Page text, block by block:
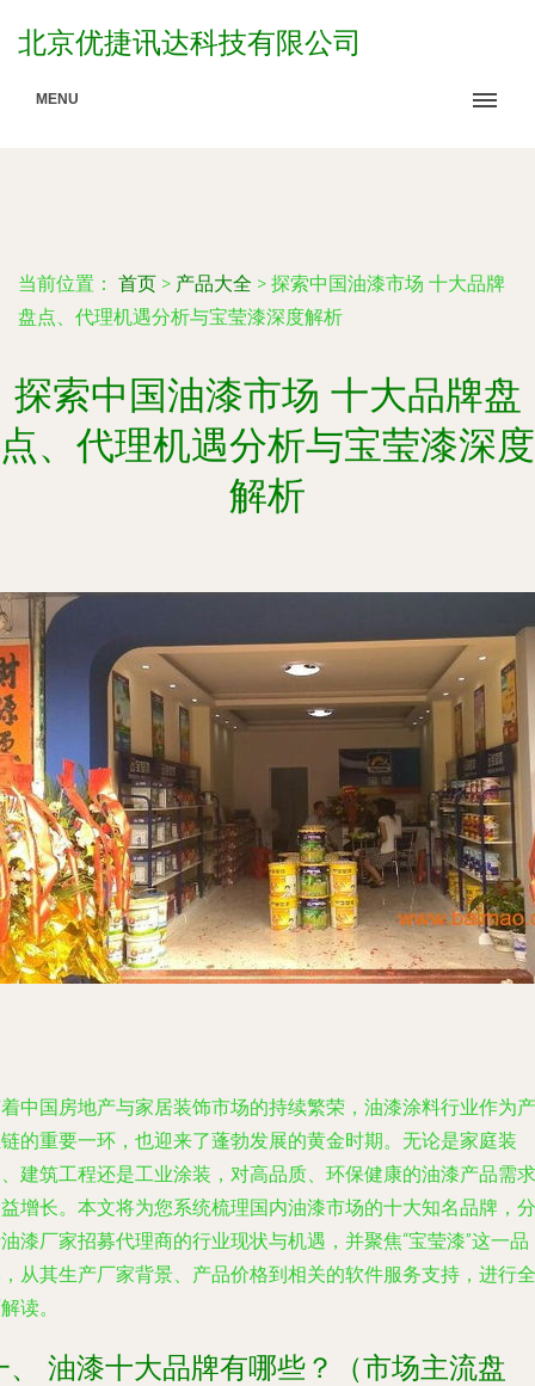
北京优捷讯达科技有限公司
MENU
当前位置： 首页 > 产品大全 > 探索中国油漆市场 十大品牌
盘点、代理机遇分析与宝莹漆深度解析
探索中国油漆市场 十大品牌盘
点、代理机遇分析与宝莹漆深度
解析
中国房地产与家居装饰市场的持续繁荣，油漆涂料行业作为产
的重要一环，也迎来了蓬勃发展的黄金时期。无论是家庭装
建筑工程还是工业涂装，对高品质、环保健康的油漆产品需求
增长。本文将为您系统梳理国内油漆市场的十大知名品牌，分
漆厂家招募代理商的行业现状与机遇，并聚焦“宝莹漆”这一品
从其生产厂家背景、产品价格到相关的软件服务支持，进行全
读。
、 油漆十大品牌有哪些？（市场主流盘